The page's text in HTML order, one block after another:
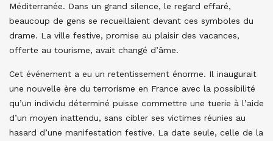
Méditerranée. Dans un grand silence, le regard effaré,
beaucoup de gens se recueillaient devant ces symboles du
drame. La ville festive, promise au plaisir des vacances,
offerte au tourisme, avait changé d’âme.
Cet événement a eu un retentissement énorme. Il inaugurait
une nouvelle ère du terrorisme en France avec la possibilité
qu’un individu déterminé puisse commettre une tuerie à l’aide
d’un moyen inattendu, sans cibler ses victimes réunies au
hasard d’une manifestation festive. La date seule, celle de la